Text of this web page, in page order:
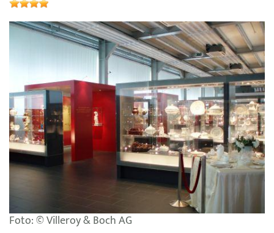
Foto: © Villeroy & Boch AG